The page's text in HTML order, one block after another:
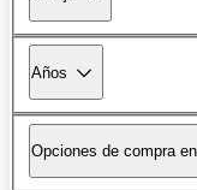
Años
Opciones de compra